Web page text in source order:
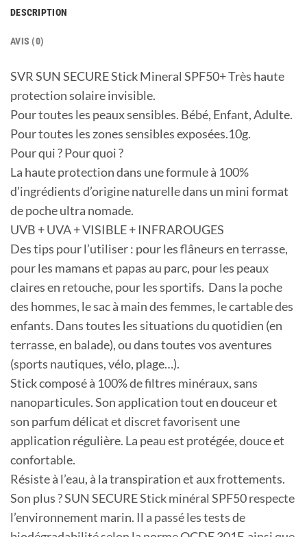
DESCRIPTION
AVIS (0)
SVR SUN SECURE Stick Mineral SPF50+ Très haute
protection solaire invisible.
Pour toutes les peaux sensibles. Bébé, Enfant, Adulte.
Pour toutes les zones sensibles exposées.10g.
Pour qui ? Pour quoi ?
La haute protection dans une formule à 100%
d’ingrédients d’origine naturelle dans un mini format
de poche ultra nomade.
UVB + UVA + VISIBLE + INFRAROUGES
Des tips pour l’utiliser : pour les flâneurs en terrasse,
pour les mamans et papas au parc, pour les peaux
claires en retouche, pour les sportifs. Dans la poche
des hommes, le sac à main des femmes, le cartable des
enfants. Dans toutes les situations du quotidien (en
terrasse, en balade), ou dans toutes vos aventures
(sports nautiques, vélo, plage…).
Stick composé à 100% de filtres minéraux, sans
nanoparticules. Son application tout en douceur et
son parfum délicat et discret favorisent une
application régulière. La peau est protégée, douce et
confortable.
Résiste à l’eau, à la transpiration et aux frottements.
Son plus ? SUN SECURE Stick minéral SPF50 respecte
l’environnement marin. Il a passé les tests de